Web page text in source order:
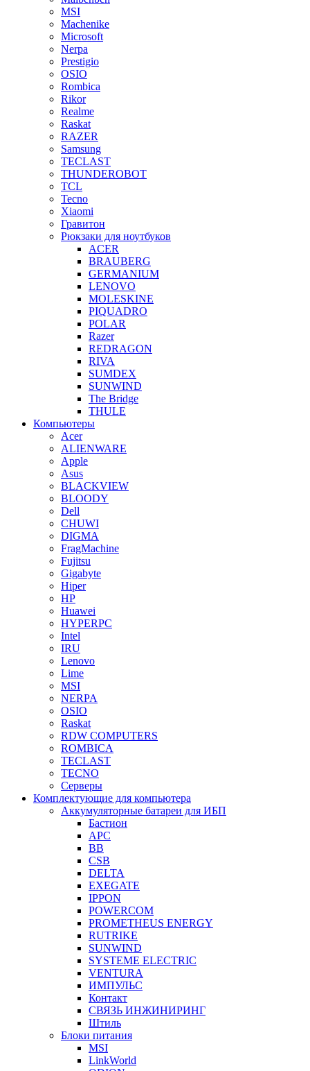
MSI
Machenike
Microsoft
Nerpa
Prestigio
OSIO
Rombica
Rikor
Realme
Raskat
RAZER
Samsung
TECLAST
THUNDEROBOT
TCL
Tecno
Xiaomi
Гравитон
Рюкзаки для ноутбуков
ACER
BRAUBERG
GERMANIUM
LENOVO
MOLESKINE
PIQUADRO
POLAR
Razer
REDRAGON
RIVA
SUMDEX
SUNWIND
The Bridge
THULE
Компьютеры
Acer
ALIENWARE
Apple
Asus
BLACKVIEW
BLOODY
Dell
CHUWI
DIGMA
FragMachine
Fujitsu
Gigabyte
Hiper
HP
Huawei
HYPERPC
Intel
IRU
Lenovo
Lime
MSI
NERPA
OSIO
Raskat
RDW COMPUTERS
ROMBICA
TECLAST
TECNO
Серверы
Комплектующие для компьютера
Аккумуляторные батареи для ИБП
Бастион
APC
BB
CSB
DELTA
EXEGATE
IPPON
POWERCOM
PROMETHEUS ENERGY
RUTRIKE
SUNWIND
SYSTEME ELECTRIC
VENTURA
ИМПУЛЬС
Контакт
СВЯЗЬ ИНЖИНИРИНГ
Штиль
Блоки питания
MSI
LinkWorld